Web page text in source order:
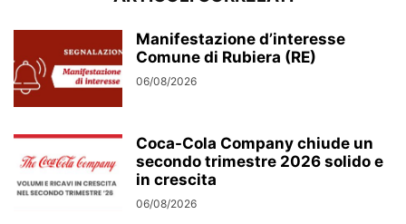
Manifestazione d’interesse
Comune di Rubiera (RE)
06/08/2026
Coca-Cola Company chiude un
secondo trimestre 2026 solido e
in crescita
06/08/2026